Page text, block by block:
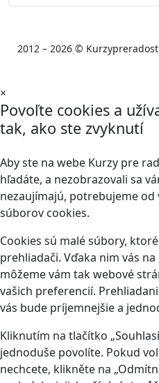
2012 – 2026 ©
×
Povoľte cookies a
tak, ako ste zvyknutí
Aby ste na webe Kurzy pre
hľadáte, a nezobrazovali sa
nezaujímajú, potrebujeme od
súborov cookies.
Cookies sú malé súbory,
prehliadači. Vďaka nim vás
môžeme vám tak webové
vašich preferencií.
vás bude príjemnejšie a
Kliknutím na tlačítko
jednoduše povolíte. Pokud
nechcete, klikněte na